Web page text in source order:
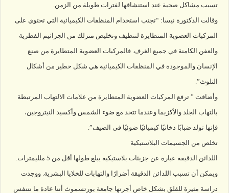
تسبب مشاكل صحية عند استنشاقها لفترات طويلة من الزمن.
وقالت الدكتورة نيسا: “تجنب استخدام المنظفات الكيميائية التي تحتوي على
المركبات العضوية المتطايرة لتنظيف وتخليص منزلك من الجراثيم الفطرية
والعفن الكامنة في جميع الغرف. فالمركبات العضوية المتطايرة من صنع
الإنسان والموجودة في المنظفات الكيميائية هي شكل خطير من أشكال
التلوث”.
وأضافت ” ترفع المركبات العضوية المتطايرة من علامات الالتهاب المرتبطة
بالتهاب الجلد والأكزيما وعندما تتحد مع ضوء الشمس وأكسيد النيتروجين،
فإنها تولد ضبابًا دخانيًا كيميائيًا ضوئيًا في الصيف”.
تخلص من الجسيمات البلاستيكية
اللدائن الدقيقة عبارة عن جزيئات بلاستيكية يبلغ طولها أقل من 5 ملليمترات.
ويمكن أن تسبب اللدائن الدقيقة أضرارًا والتهابات للخلايا البشرية. ووجدت
دراسة مثيرة للقلق بشكل خاص أجرتها جامعة بورتسموث أننا عادة ما نتنفس